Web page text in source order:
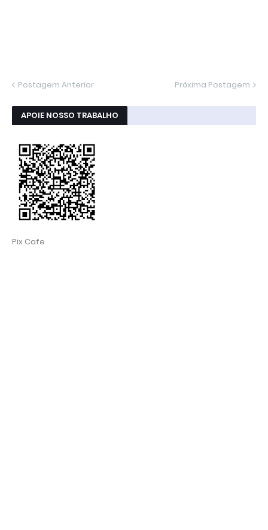
Postagem Anterior Próxima Postagem
APOIE NOSSO TRABALHO
Pix Cafe